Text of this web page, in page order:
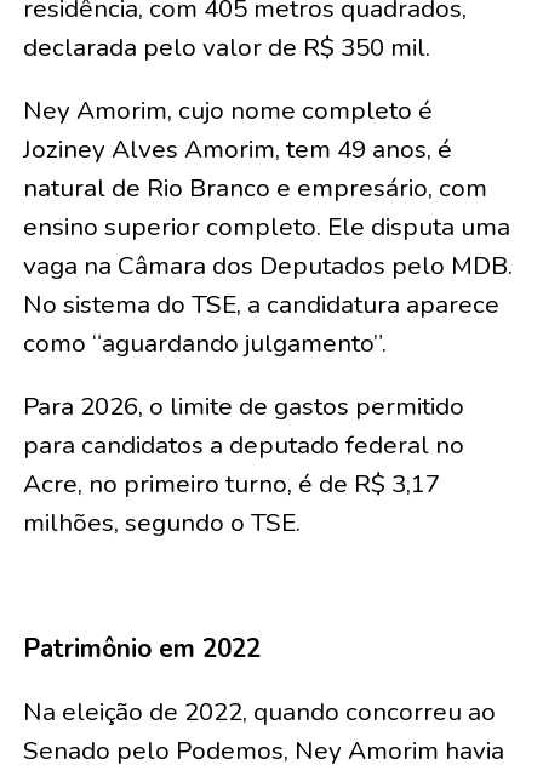
residência, com 405 metros quadrados,
declarada pelo valor de R$ 350 mil.
Ney Amorim, cujo nome completo é
Joziney Alves Amorim, tem 49 anos, é
natural de Rio Branco e empresário, com
ensino superior completo. Ele disputa uma
vaga na Câmara dos Deputados pelo MDB.
No sistema do TSE, a candidatura aparece
como “aguardando julgamento”.
Para 2026, o limite de gastos permitido
para candidatos a deputado federal no
Acre, no primeiro turno, é de R$ 3,17
milhões, segundo o TSE.
Patrimônio em 2022
Na eleição de 2022, quando concorreu ao
Senado pelo Podemos, Ney Amorim havia